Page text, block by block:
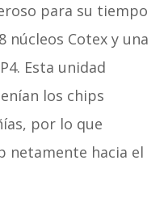
para su tiempo
núcleos Cotex y una
Esta unidad
los chips
por lo que
netamente hacia el